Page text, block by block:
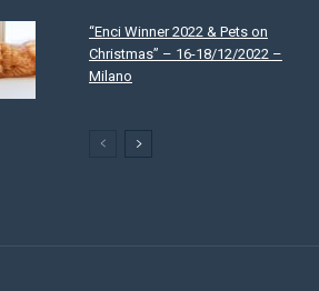
“Enci Winner 2022 & Pets on
Christmas” – 16-18/12/2022 –
Milano